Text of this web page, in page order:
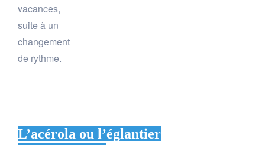
vacances,
suite à un
changement
de rythme.
L’acérola ou l’églantier